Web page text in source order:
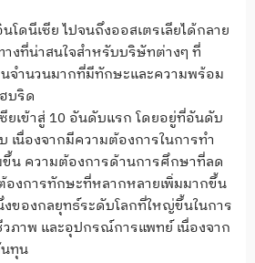
โดนีเซีย ไปจนถึงออสเตรเลียได้กลาย
งที่น่าสนใจสำหรับบริษัทต่างๆ ที่
จำนวนมากที่มีทักษะและความพร้อม
บริด
ยเข้าสู่ 10 อันดับแรก โดยอยู่ที่อันดับ
เนื่องจากมีความต้องการในการทำ
ขึ้น ความต้องการด้านการศึกษาที่ลด
งการทักษะที่หลากหลายเพิ่มมากขึ้น
ของกลยุทธ์ระดับโลกที่ใหญ่ขึ้นในการ
วภาพ และอุปกรณ์การแพทย์ เนื่องจาก
ทุน